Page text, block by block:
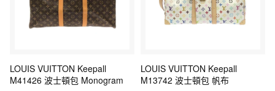
LOUIS VUITTON Keepall
M41426 波士頓包 Monogram
LOUIS VUITTON Keepall
M13742 波士頓包 帆布